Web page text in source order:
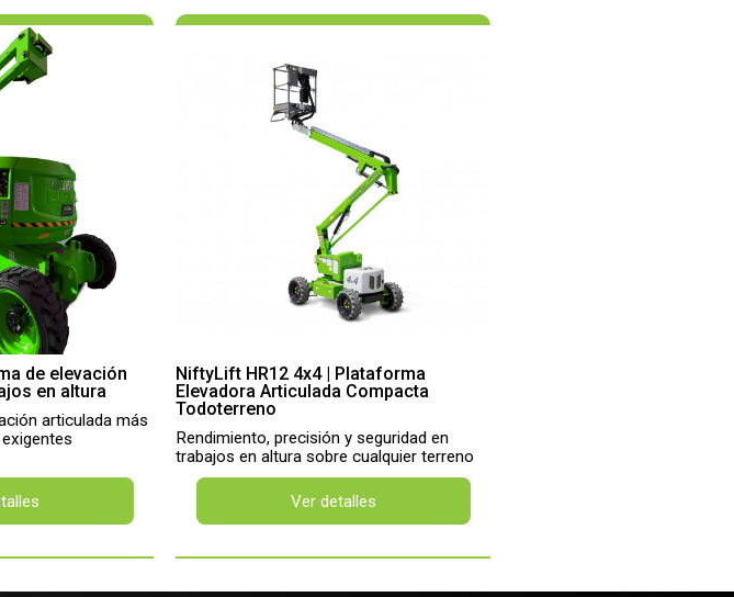
de elevación
en altura
articulada más
NiftyLift HR12 4x4 | Plataforma
Elevadora Articulada Compacta
Todoterreno
Rendimiento, precisión y seguridad en
trabajos en altura sobre cualquier terreno
Ver detalles